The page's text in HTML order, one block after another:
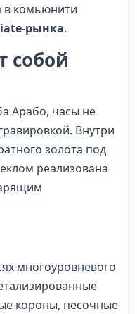
в комьюнити
рынка.
собой
Арабо, часы не
Внутри
золота под
реализована
многоуровневого
короны, песочные